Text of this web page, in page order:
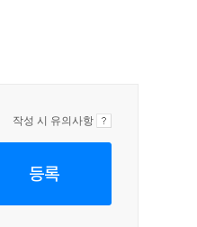
작성 시 유의사항
등록